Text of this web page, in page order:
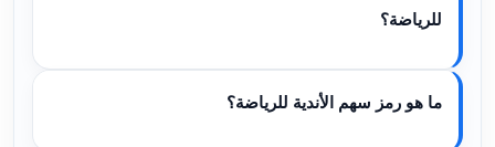
للرياضة؟
ما هو رمز سهم الأندية للرياضة؟